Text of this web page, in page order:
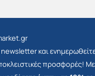
και
προσφορές!